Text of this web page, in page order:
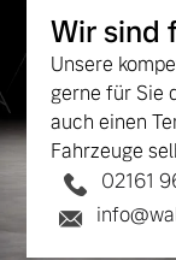
Wir sind
Unsere
gerne für Sie
auch einen
Fahrzeuge
02161